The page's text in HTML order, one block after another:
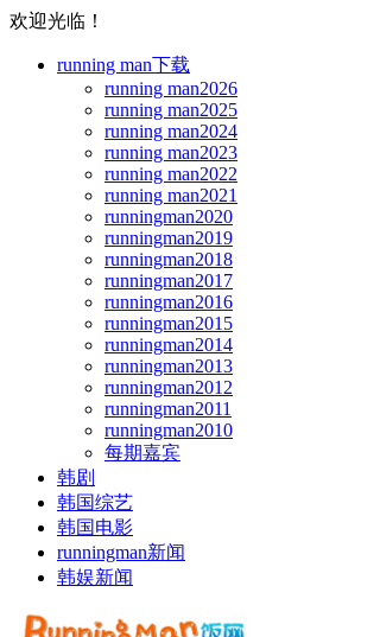
欢迎光临！
running man下载
running man2026
running man2025
running man2024
running man2023
running man2022
running man2021
runningman2020
runningman2019
runningman2018
runningman2017
runningman2016
runningman2015
runningman2014
runningman2013
runningman2012
runningman2011
runningman2010
每期嘉宾
韩剧
韩国综艺
韩国电影
runningman新闻
韩娱新闻